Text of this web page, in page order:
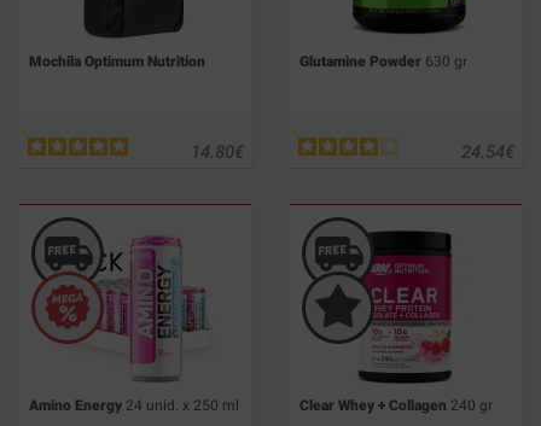
Mochila Optimum Nutrition
€
14.80
Glutamine Powder 630 gr
€
24.54
Amino Energy 24 unid. x 250 ml Clear Whey + Collagen 240 gr